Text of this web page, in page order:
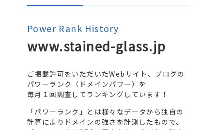
Power Rank History
www.stained-glass.jp
ご掲載許可をいただいたWebサイト、ブログの
パワーランク（ドメインパワー）を
毎月１回調査してランキングしています！
「パワーランク」とは様々なデータから独自の
計算によりドメインの強さを計測したもので、